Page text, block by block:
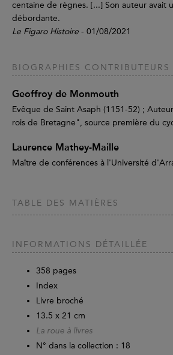
centaine de règnes. [...] Son auteur avait
débordante.
Le Figaro Histoire - 01/08/2021
BIOGRAPHIES CONTRIBUTEURS
Geoffroy de Monmouth
Evêque de Saint Asaph (1151-52) ;
rois de Bretagne", source première du
Laurence Mathey-Maille
Maître de conférences à l'Université
TABLE DES MATIÈRES
INFORMATIONS DÉTAILLÉE
358 pages
Index
Livre broché
13.5 x 21 cm
La roue à livres
N° dans la collection : 18